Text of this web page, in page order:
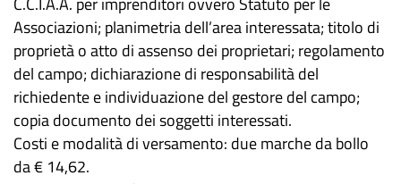
Associazioni; planimetria dell’area interessata; titolo di
proprietà o atto di assenso dei proprietari; regolamento
del campo; dichiarazione di responsabilità del
richiedente e individuazione del gestore del campo;
copia documento dei soggetti interessati.
Costi e modalità di versamento: due marche da bollo
da € 14,62.